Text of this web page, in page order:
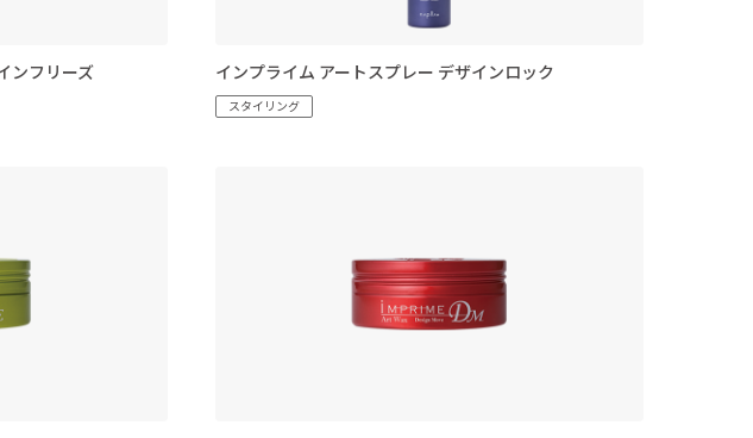
ンフリーズ インプライム アートスプレー デザインロック
スタイリング